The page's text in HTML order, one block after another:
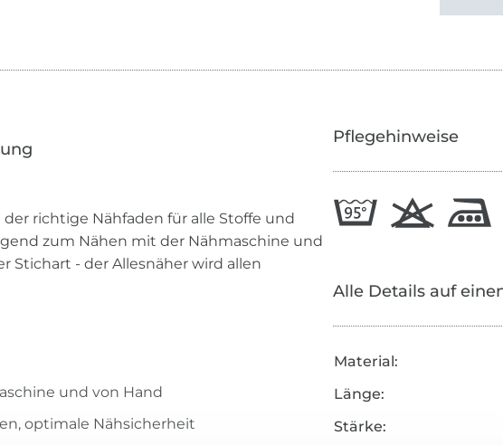
richtige Nähfaden für alle Stoffe und
zum Nähen mit der Nähmaschine und
Stichart - der Allesnäher wird allen
und von Hand
optimale Nähsicherheit
Pflegehinweise
Alle Details auf
Material:
Länge:
Stärke: